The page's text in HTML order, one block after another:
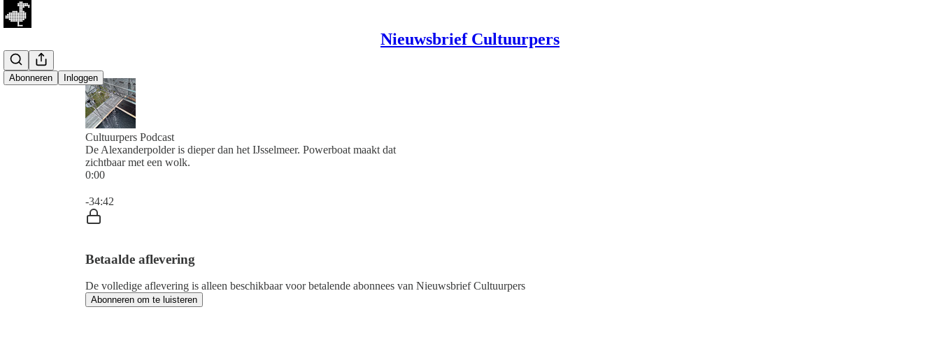
Nieuwsbrief Cultuurpers
Abonneren Inloggen
Cultuurpers Podcast
De Alexanderpolder is dieper dan het IJsselmeer. Powerboat maakt dat
zichtbaar met een wolk.
0:00
-34:42
Betaalde aflevering
De volledige aflevering is alleen beschikbaar voor betalende abonnees van Nieuwsbrief Cultuurpers
Abonneren om te luisteren